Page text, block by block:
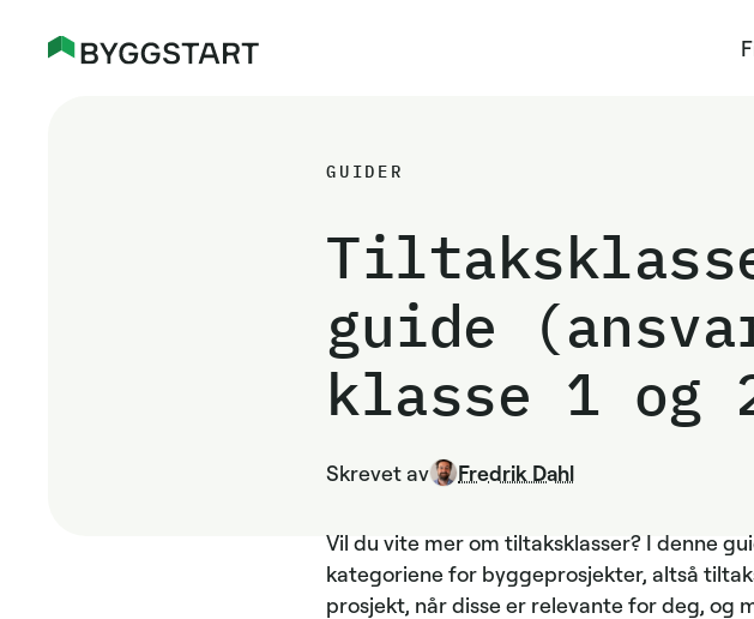
GUIDER
guide
klasse 1 og
Skrevet av Fredrik Dahl
Vil du vite mer om tiltaksklasser? I denne
kategoriene for byggeprosjekter, altså
prosjekt, når disse er relevante for deg, og